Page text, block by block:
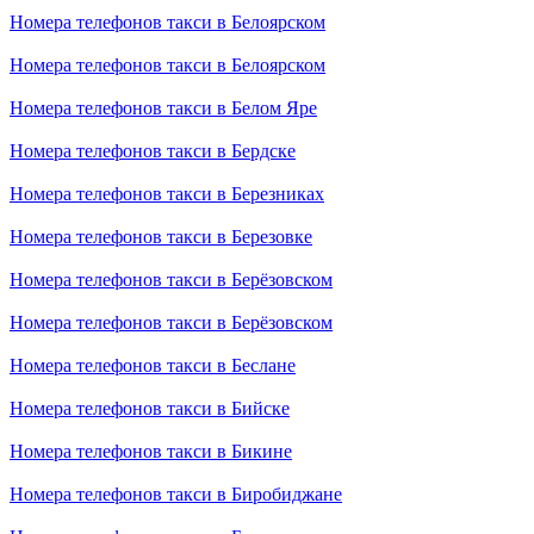
Номера телефонов такси в Белоярском
Номера телефонов такси в Белоярском
Номера телефонов такси в Белом Яре
Номера телефонов такси в Бердске
Номера телефонов такси в Березниках
Номера телефонов такси в Березовке
Номера телефонов такси в Берёзовском
Номера телефонов такси в Берёзовском
Номера телефонов такси в Беслане
Номера телефонов такси в Бийске
Номера телефонов такси в Бикине
Номера телефонов такси в Биробиджане